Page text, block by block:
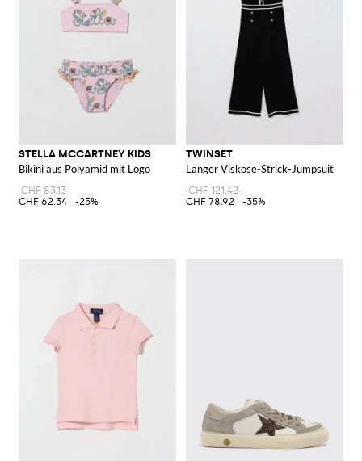
STELLA MCCARTNEY KIDS
Bikini aus Polyamid mit Logo
CHF 83.13
CHF 62.34
-25%
TWINSET
Langer Viskose-Strick-Jumpsuit
CHF 121.42
CHF 78.92
-35%